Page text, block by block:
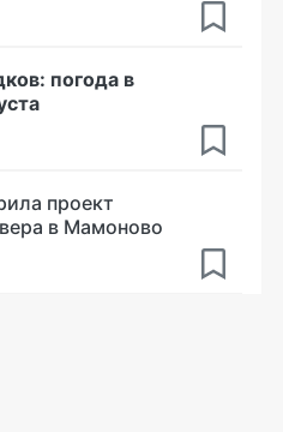
погода в
проект
в Мамоново